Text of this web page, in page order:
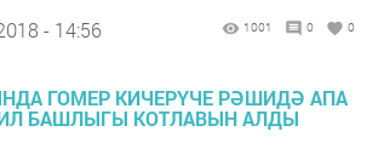
- 14:56 1001 0 0